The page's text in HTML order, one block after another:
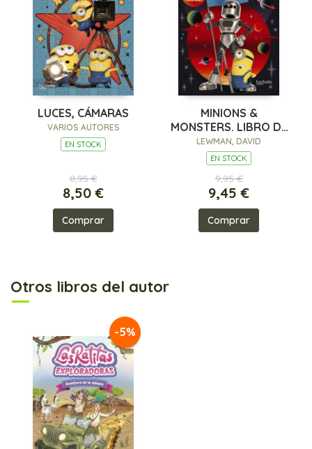
LUCES, CÁMARAS
VARIOS AUTORES
EN STOCK
8,95 €
8,50 €
Comprar
MINIONS &
MONSTERS. LIBRO DE
ACTIVIDADES OFICIAL
LEWMAN, DAVID
EN STOCK
9,95 €
9,45 €
Comprar
Otros libros del autor
-5%